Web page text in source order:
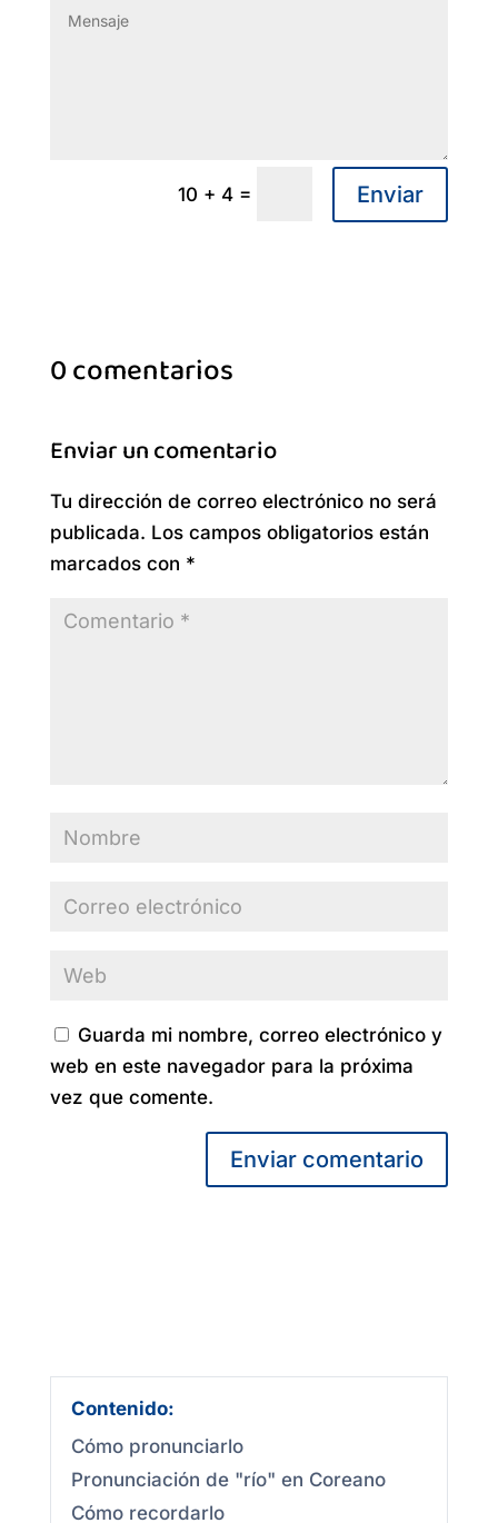
10 + 4 = Enviar
0 comentarios
Enviar un comentario
Tu dirección de correo electrónico no será
publicada. Los campos obligatorios están
marcados con *
Guarda mi nombre, correo electrónico y
web en este navegador para la próxima
vez que comente.
Enviar comentario
Contenido:
Cómo pronunciarlo
Pronunciación de "río" en Coreano
Cómo recordarlo